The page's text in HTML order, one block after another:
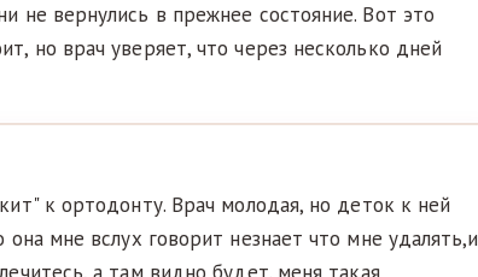
не вернулись в прежнее состояние. Вот это
но врач уверяет, что через несколько дней
к ортодонту. Врач молодая, но деток к ней
она мне вслух говорит незнает что мне удалять,и